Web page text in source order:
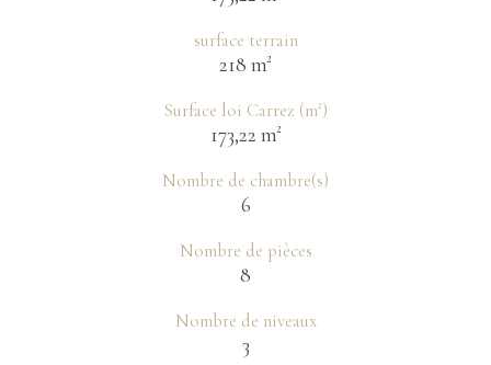
surface terrain
218 m²
Surface loi Carrez (m²)
173,22 m²
Nombre de chambre(s)
6
Nombre de pièces
8
Nombre de niveaux
3